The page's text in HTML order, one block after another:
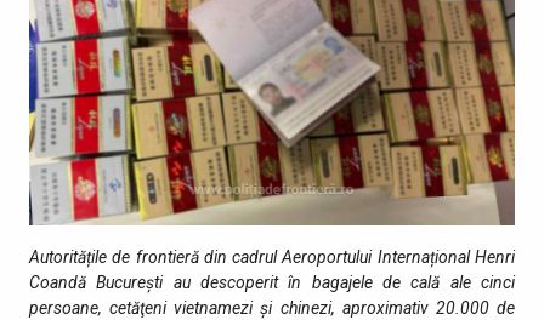
Autoritățile de frontieră din cadrul Aeroportului Internațional Henri
Coandă București au descoperit în bagajele de cală ale cinci
persoane, cetăţeni vietnamezi şi chinezi, aproximativ 20.000 de